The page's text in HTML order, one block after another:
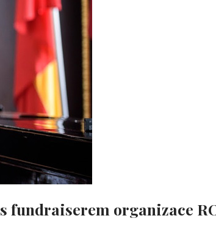
fundraiserem organizace